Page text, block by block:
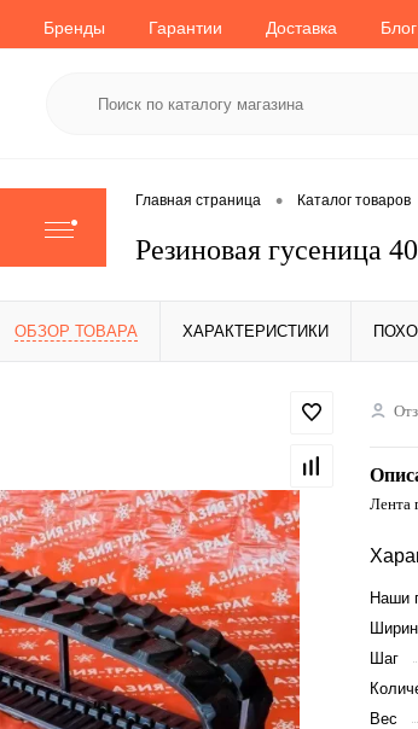
Бренды Гарантии Доставка Блог
Главная страница • Каталог товаров
Резиновая гусеница
ОБЗОР ТОВАРА ХАРАКТЕРИСТИКИ
Лента
Наши
Шаг
Вес